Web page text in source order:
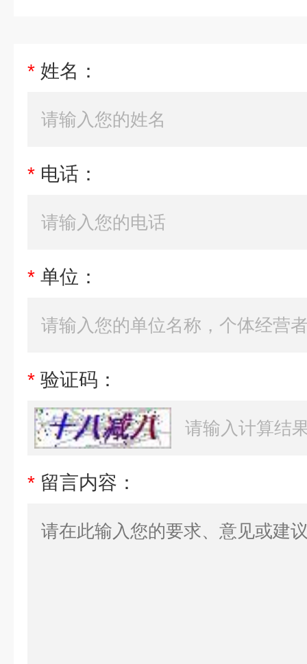
* 姓名：
* 电话：
* 单位：
* 验证码：
* 留言内容：